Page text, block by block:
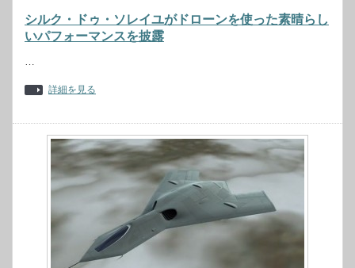
シルク・ドゥ・ソレイユがドローンを使った素晴らし
いパフォーマンスを披露
…
詳細を見る